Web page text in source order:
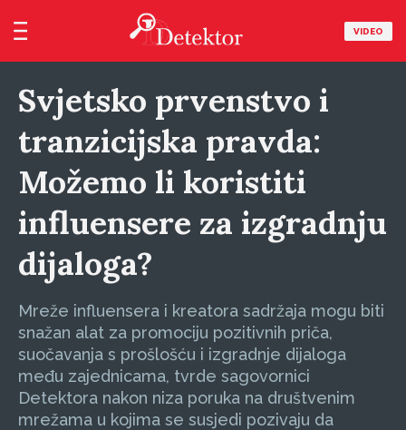
VIDEO
Svjetsko prvenstvo i
tranzicijska pravda:
Možemo li koristiti
influensere za izgradnju
dijaloga?
Mreže influensera i kreatora sadržaja mogu biti
snažan alat za promociju pozitivnih priča,
suočavanja s prošlošću i izgradnje dijaloga
među zajednicama, tvrde sagovornici
Detektora nakon niza poruka na društvenim
mrežama u kojima se susjedi pozivaju da